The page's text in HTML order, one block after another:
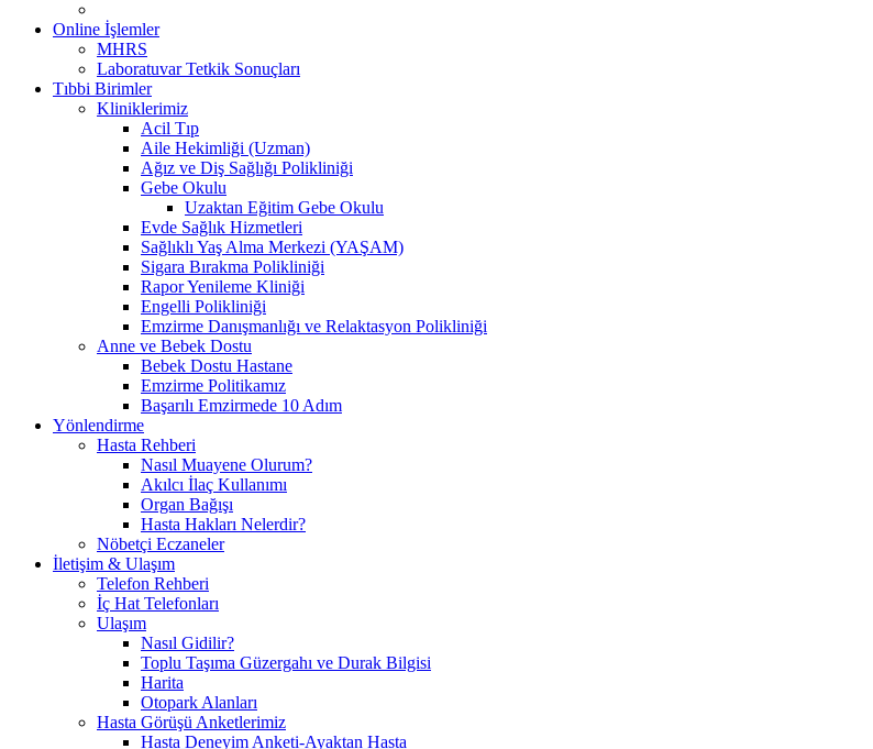
Online İşlemler
MHRS
Laboratuvar Tetkik Sonuçları
Tıbbi Birimler
Kliniklerimiz
Acil Tıp
Aile Hekimliği (Uzman)
Ağız ve Diş Sağlığı Polikliniği
Gebe Okulu
Uzaktan Eğitim Gebe Okulu
Evde Sağlık Hizmetleri
Sağlıklı Yaş Alma Merkezi (YAŞAM)
Sigara Bırakma Polikliniği
Rapor Yenileme Kliniği
Engelli Polikliniği
Emzirme Danışmanlığı ve Relaktasyon Polikliniği
Anne ve Bebek Dostu
Bebek Dostu Hastane
Emzirme Politikamız
Başarılı Emzirmede 10 Adım
Yönlendirme
Hasta Rehberi
Nasıl Muayene Olurum?
Akılcı İlaç Kullanımı
Organ Bağışı
Hasta Hakları Nelerdir?
Nöbetçi Eczaneler
İletişim & Ulaşım
Telefon Rehberi
İç Hat Telefonları
Ulaşım
Nasıl Gidilir?
Toplu Taşıma Güzergahı ve Durak Bilgisi
Harita
Otopark Alanları
Hasta Görüşü Anketlerimiz
Hasta Deneyim Anketi-Ayaktan Hasta